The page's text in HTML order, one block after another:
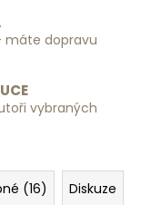
máte dopravu
vybraných
(16) Diskuze